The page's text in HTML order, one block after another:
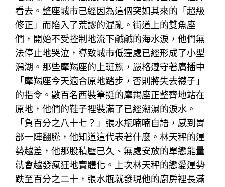
看去。整座城市已經因為這個突如其來的「超級
修正」而陷入了荒謬的混亂。街道上的雙魚座
們，開始不受控制地流下鹹鹹的海水淚，他們無
法停止地哭泣，導致城市低窪處已經形成了小型
潟湖。那些摩羯座的上班族，嚴格遵守著廣播中
「摩羯座今天適合原地踏步，否則將失去襪子」
的指令。數百名西裝筆挺的摩羯座正整齊地站在
原地，他們的鞋子裡裝滿了已經潮濕的淚水。
「負百分之八十七？」張水瓶喃喃自語，感到胃
部一陣翻騰，他知道這代表著什麼。林天秤的運
勢越差，他那股積壓已久、無處安放的單戀能量
就會越發瘋狂地實體化。上次林天秤的戀愛運勢
跌至百分之二十，張水瓶就發現他的廚房裡長滿